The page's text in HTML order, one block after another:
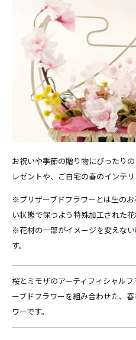
お祝いや季節の贈り物にぴったり
レゼントや、ご自宅の春のインテ
※プリザーブドフラワーとは生の
い状態で保つよう特殊加工された花
※花材の一部がイメージを変えな
す。
桜とミモザのアーティフィシャル
ーブドフラワーを組み合わせた、
ワーです。